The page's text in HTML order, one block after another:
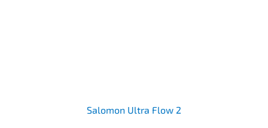
Salomon Ultra Flow 2